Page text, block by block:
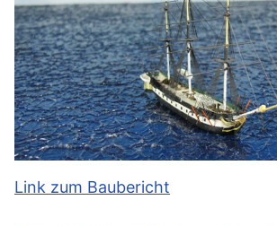
Link zum Baubericht